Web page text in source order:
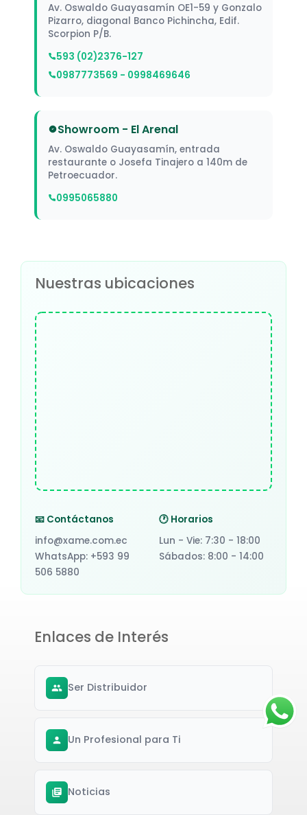
Av. Oswaldo Guayasamín OE1-59 y Gonzalo
Pizarro, diagonal Banco Pichincha, Edif.
Scorpion P/B.
593 (02)2376-127
0987773569 - 0998469646
Showroom - El Arenal
Av. Oswaldo Guayasamín, entrada
restaurante o Josefa Tinajero a 140m de
Petroecuador.
0995065880
Nuestras ubicaciones
📧 Contáctanos
info@xame.com.ec
WhatsApp: +593 99
506 5880
🕐 Horarios
Lun - Vie: 7:30 - 18:00
Sábados: 8:00 - 14:00
Enlaces de Interés
Ser Distribuidor
Un Profesional para Ti
Noticias